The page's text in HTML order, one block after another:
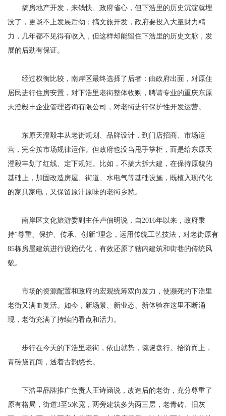
搞房地产开发，来钱快、政府省心，但下浩里的历史沉淀就埋
没了，更谈不上发展后劲；搞文旅开发，政府要投入大量财力精
力，几年都不见得有收入，但这样却能留住下浩里的历史文脉，发
展的后劲有保证。
经过权衡比较，南岸区最终选择了后者：由政府出面，对原住
居民进行住房安置，对下浩里老街整体收购，聘请专业的重庆东原
天澄毅丰企业管理咨询有限公司，对老街进行保护性开发运营。
东原天澄毅丰从老街规划、品牌设计，到门店招商、市场运
营，完全按市场规律运作。但政府也没当甩手掌柜，而是给东原天
澄毅丰划了红线、定下规矩。比如，不搞大拆大建，在保持原貌的
基础上，加固改造房屋、街道、水电气等基础设施，既植入现代化
的家具家电，又保留原汁原味的老街乡愁。
南岸区文化旅游委副主任卢佃明说，自2016年以来，政府秉
持“尊重、保护、传承、创新”理念，运用传统工艺技法，对老街原有
85栋房屋建筑进行设施优化，有效还原了辖内建筑和街巷的传统风
貌。
市场的资源配置和政府的宏观统筹双向发力，使濒死的下浩里
老街又满血复活。如今，新场景、新业态、新体验在这里不断涌
现，老街充满了持续的看点和活力。
步行在今天的下浩里老街，依山就势，蜿蜒盘行。拾阶而上，
青砖黛瓦间，透着古韵悠长。
下浩里品牌推广负责人王诗涵说，改造后的老街，充分尊重了
原有格局，街道3至5米宽，两旁建筑多为两三层，老青砖、旧灰